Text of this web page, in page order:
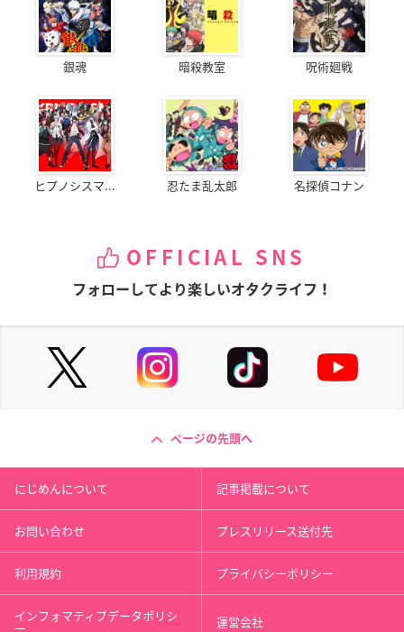
銀魂 暗殺教室 呪術廻戦
ヒプノシスマ... 忍たま乱太郎 名探偵コナン
OFFICIAL SNS
フォローしてより楽しいオタクライフ！
ページの先頭へ
にじめんについて 記事掲載について
お問い合わせ プレスリリース送付先
利用規約 プライバシーポリシー
インフォマティブデータポリシ
ー 運営会社